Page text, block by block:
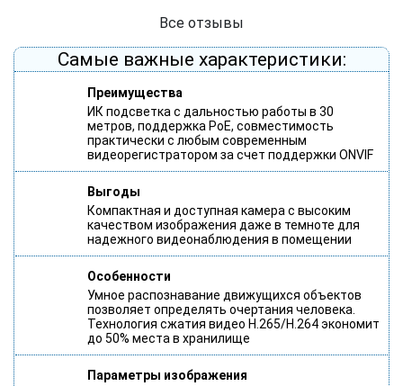
Все отзывы
Самые важные характеристики:
Преимущества
ИК подсветка с дальностью работы в 30
метров, поддержка РоЕ, совместимость
практически с любым современным
видеорегистратором за счет поддержки ONVIF
Выгоды
Компактная и доступная камера с высоким
качеством изображения даже в темноте для
надежного видеонаблюдения в помещении
Особенности
Умное распознавание движущихся объектов
позволяет определять очертания человека.
Технология сжатия видео H.265/H.264 экономит
до 50% места в хранилище
Параметры изображения